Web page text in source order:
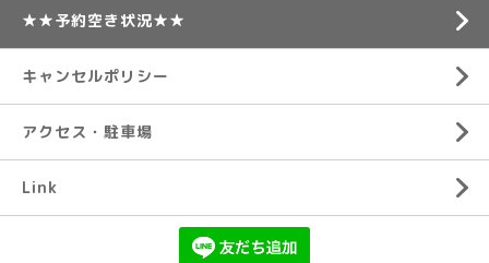
★★予約空き状況★★
キャンセルポリシー
アクセス・駐車場
Link